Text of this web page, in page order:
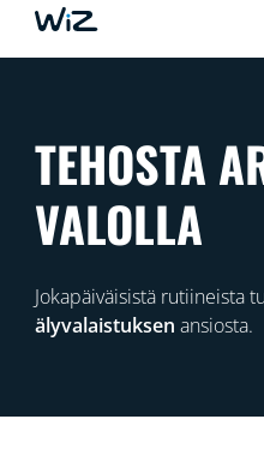
TEHOSTA
VALOLLA
Jokapäiväisistä rutiineista
älyvalaistuksen ansiosta.